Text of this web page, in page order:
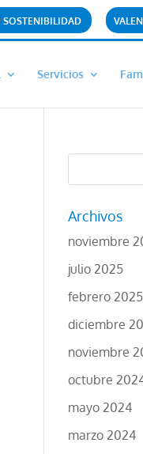
SOSTENIBILIDAD
Servicios
Archivos
noviembre
julio 2025
febrero 2025
diciembre
noviembre
octubre
mayo 2024
marzo 2024